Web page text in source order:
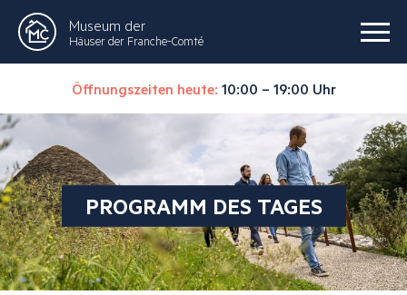
Museum der
Häuser der Franche-Comté
Öffnungszeiten heute: 10:00 – 19:00 Uhr
PROGRAMM DES TAGES